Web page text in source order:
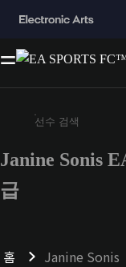
최소 3자
Janine Sonis
급
홈 Janine Sonis